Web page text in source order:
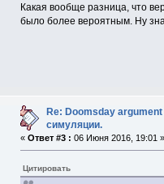
Какая вообще разница, что
было более вероятным. Ну
Re: Doomsday argument
симуляции.
« Ответ #3 : 06 Июня 2016, 19:01 »
Цитировать